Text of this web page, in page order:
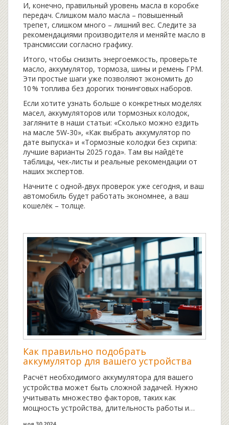
И, конечно, правильный уровень масла в коробке
передач. Слишком мало масла – повышенный
трепет, слишком много – лишний вес. Следите за
рекомендациями производителя и меняйте масло в
трансмиссии согласно графику.
Итого, чтобы снизить энергоемкость, проверьте
масло, аккумулятор, тормоза, шины и ремень ГРМ.
Эти простые шаги уже позволяют экономить до
10 % топлива без дорогих тюнинговых наборов.
Если хотите узнать больше о конкретных моделях
масел, аккумуляторов или тормозных колодок,
загляните в наши статьи: «Сколько можно ездить
на масле 5W‑30», «Как выбрать аккумулятор по
дате выпуска» и «Тормозные колодки без скрипа:
лучшие варианты 2025 года». Там вы найдёте
таблицы, чек‑листы и реальные рекомендации от
наших экспертов.
Начните с одной‑двух проверок уже сегодня, и ваш
автомобиль будет работать экономнее, а ваш
кошелёк – толще.
Как правильно подобрать
аккумулятор для вашего устройства
Расчёт необходимого аккумулятора для вашего
устройства может быть сложной задачей. Нужно
учитывать множество факторов, таких как
мощность устройства, длительность работы и